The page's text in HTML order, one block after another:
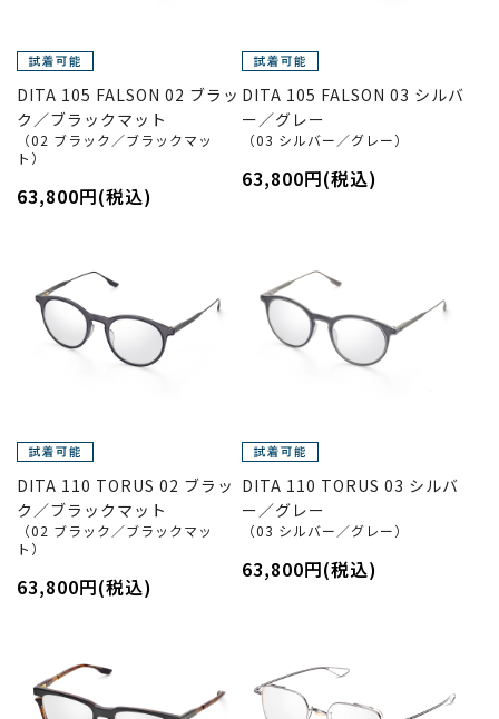
DITA 105 FALSON 02 ブラッ
ク／ブラックマット
（02 ブラック／ブラックマッ
ト）
63,800円(税込)
DITA 105 FALSON 03 シルバ
ー／グレー
（03 シルバー／グレー）
63,800円(税込)
DITA 110 TORUS 02 ブラッ
ク／ブラックマット
（02 ブラック／ブラックマッ
ト）
63,800円(税込)
DITA 110 TORUS 03 シルバ
ー／グレー
（03 シルバー／グレー）
63,800円(税込)